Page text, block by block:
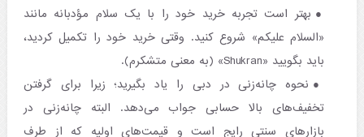
بهتر است تجربه خرید خود را با یک سلام مؤدبانه مانند
«السلام علیکم» شروع کنید. وقتی خرید خود را تکمیل کردید،
باید بگویید «Shukran» (به معنی متشکرم).
نحوه چانه‌زنی در دبی را یاد بگیرید؛ زیرا برای گرفتن
تخفیف‌های بالا حسابی جواب می‌دهد. البته چانه‌زنی در
بازارهای سنتی رایج است و قیمت‌های اولیه که از طرف